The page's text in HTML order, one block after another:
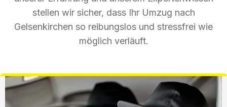
stellen wir sicher, dass Ihr Umzug nach
Gelsenkirchen so reibungslos und stressfrei wie
möglich verläuft.